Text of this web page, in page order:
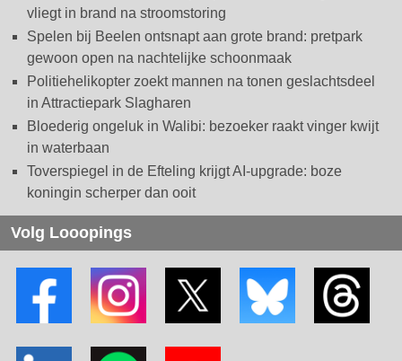
vliegt in brand na stroomstoring
Spelen bij Beelen ontsnapt aan grote brand: pretpark
gewoon open na nachtelijke schoonmaak
Politiehelikopter zoekt mannen na tonen geslachtsdeel
in Attractiepark Slagharen
Bloederig ongeluk in Walibi: bezoeker raakt vinger kwijt
in waterbaan
Toverspiegel in de Efteling krijgt AI-upgrade: boze
koningin scherper dan ooit
Volg Looopings